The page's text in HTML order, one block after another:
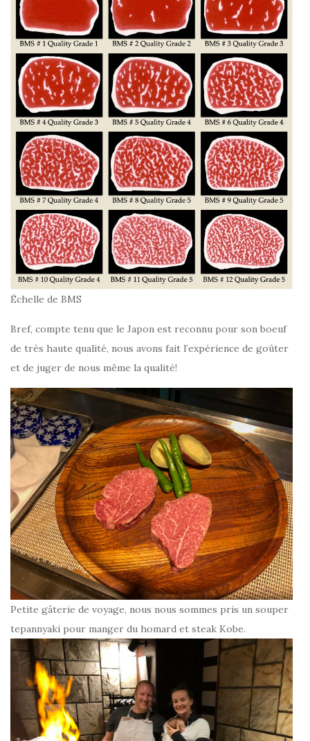
Échelle de BMS
Bref, compte tenu que le Japon est reconnu pour son boeuf
de très haute qualité, nous avons fait l’expérience de goûter
et de juger de nous même la qualité!
Petite gâterie de voyage, nous nous sommes pris un souper
tepannyaki pour manger du homard et steak Kobe.